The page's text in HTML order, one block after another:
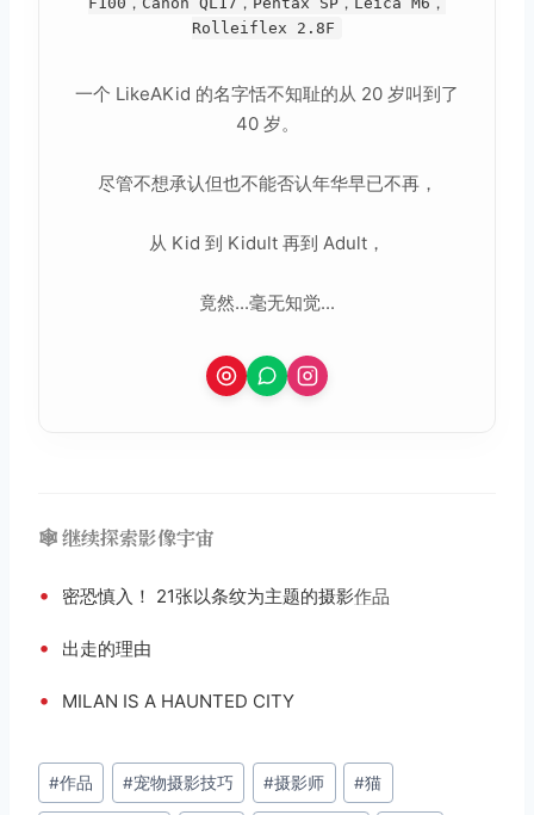
Rolleiflex 2.8F
一个 LikeAKid 的名字恬不知耻的从 20 岁叫到了
40 岁。
尽管不想承认但也不能否认年华早已不再，
从 Kid 到 Kidult 再到 Adult，
竟然...毫无知觉...
🕸️ 继续探索影像宇宙
• 密恐慎入！ 21张以条纹为主题的摄影作品
• 出走的理由
• MILAN IS A HAUNTED CITY
文
章
#作品 #宠物摄影技巧 #摄影师 #猫